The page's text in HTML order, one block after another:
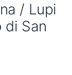
/ Lupi
di San